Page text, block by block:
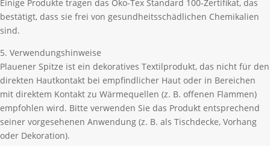
Einige Produkte tragen das Öko-Tex Standard 100-Zertifikat, das
bestätigt, dass sie frei von gesundheitsschädlichen Chemikalien
sind.
5. Verwendungshinweise
Plauener Spitze ist ein dekoratives Textilprodukt, das nicht für den
direkten Hautkontakt bei empfindlicher Haut oder in Bereichen
mit direktem Kontakt zu Wärmequellen (z. B. offenen Flammen)
empfohlen wird. Bitte verwenden Sie das Produkt entsprechend
seiner vorgesehenen Anwendung (z. B. als Tischdecke, Vorhang
oder Dekoration).